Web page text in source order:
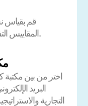
قم بقياس
المقاييس التفصيلية لحملاتك.
اختر من بين مكتبة
البريد
التجارية